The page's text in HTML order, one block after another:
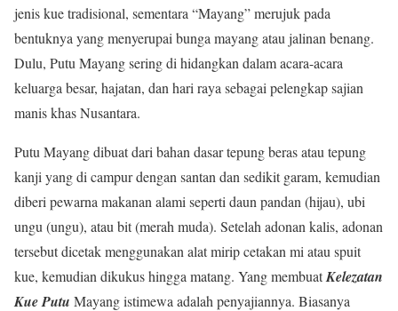
jenis kue tradisional, sementara “Mayang” merujuk pada
bentuknya yang menyerupai bunga mayang atau jalinan benang.
Dulu, Putu Mayang sering di hidangkan dalam acara-acara
keluarga besar, hajatan, dan hari raya sebagai pelengkap sajian
manis khas Nusantara.
Putu Mayang dibuat dari bahan dasar tepung beras atau tepung
kanji yang di campur dengan santan dan sedikit garam, kemudian
diberi pewarna makanan alami seperti daun pandan (hijau), ubi
ungu (ungu), atau bit (merah muda). Setelah adonan kalis, adonan
tersebut dicetak menggunakan alat mirip cetakan mi atau spuit
kue, kemudian dikukus hingga matang. Yang membuatKelezatan
Kue Putu Mayang istimewa adalah penyajiannya. Biasanya